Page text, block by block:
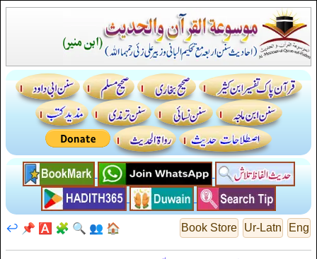
Eng
Ur-Latn
Book Store
🏠
👥
🔍
🧩
🅰️
📌
↩️